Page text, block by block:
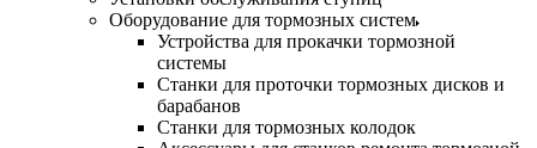
Оборудование для тормозных систем
Устройства для прокачки тормозной
системы
Станки для проточки тормозных дисков и
барабанов
Станки для тормозных колодок